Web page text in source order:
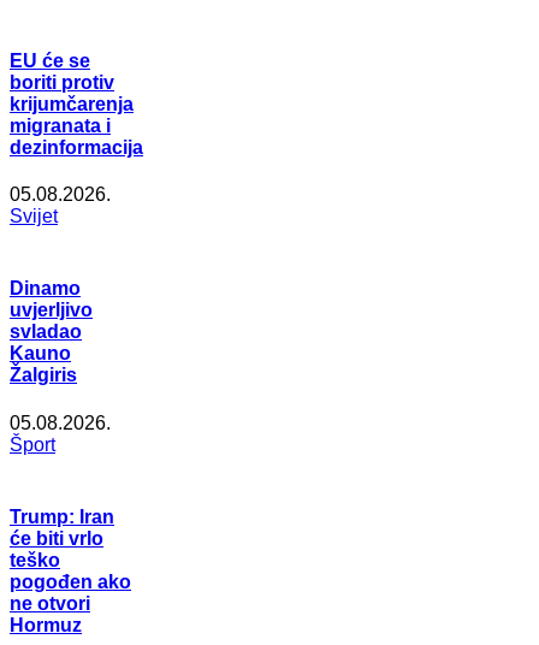
EU će se
boriti protiv
krijumčarenja
migranata i
dezinformacija
05.08.2026.
Svijet
Dinamo
uvjerljivo
svladao
Kauno
Žalgiris
05.08.2026.
Šport
Trump: Iran
će biti vrlo
teško
pogođen ako
ne otvori
Hormuz